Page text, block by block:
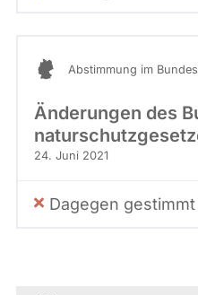
Abstimmung im
Änderungen des
24. Juni 2021
Dagegen gestimmt